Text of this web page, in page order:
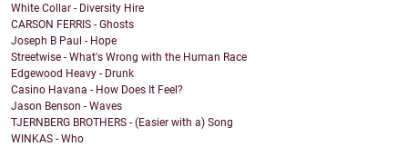
White Collar - Diversity Hire
CARSON FERRIS - Ghosts
Joseph B Paul - Hope
Streetwise - What's Wrong with the Human Race
Edgewood Heavy - Drunk
Casino Havana - How Does It Feel?
Jason Benson - Waves
TJERNBERG BROTHERS - (Easier with a) Song
WINKAS - Who